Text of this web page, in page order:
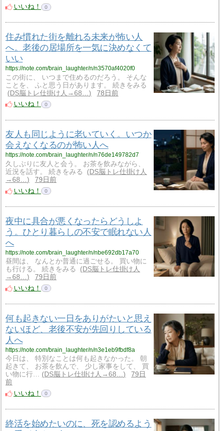
いいね！
0
住み慣れた街を離れる未来が怖い人
へ。老後の居場所を一気に決めなくて
いい
https://note.com/brain_laughter/n/n3570af4020f0
この街に、 いつまで住めるのだろう。 そんな
ことを、 ふと思う日があります。 続きをみる
DS脳トレ仕掛け人→68…
78日前
いいね！
0
友人も同じように老いていく。いつか
会えなくなるのが怖い人へ
https://note.com/brain_laughter/n/n76de149782d7
久しぶりに友人と会う。 お茶を飲みながら、
近況を話す。 続きをみる
DS脳トレ仕掛け人
→68…
79日前
いいね！
0
夜中に具合が悪くなったらどうしよ
う。ひとり暮らしの不安で眠れない人
へ
https://note.com/brain_laughter/n/nbe692db17a70
昼間は、 なんとか普通に過ごせる。 買い物に
も行ける。 続きをみる
DS脳トレ仕掛け人
→68…
79日前
いいね！
0
何も起きない一日をありがたいと思え
ないほど、老後不安が先回りしている
人へ
https://note.com/brain_laughter/n/n3e1eb9fbdf8a
今日は、 特別なことは何も起きなかった。 朝
起きて、 お茶を飲んで、 少し家事をして、 買
い物に行…
DS脳トレ仕掛け人→68…
79日
前
いいね！
0
終活を始めたいのに、死を認めるよう